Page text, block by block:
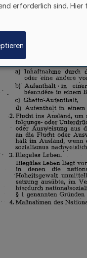
erforderlich sind. Hier